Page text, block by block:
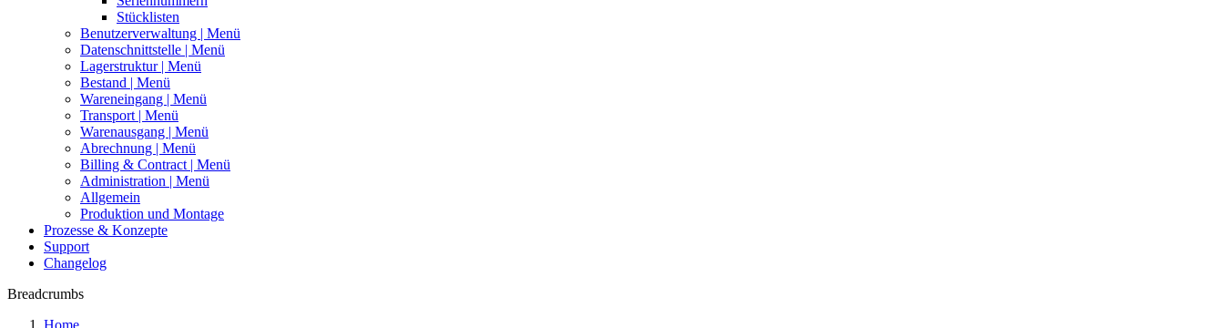
Stücklisten
Benutzerverwaltung | Menü
Datenschnittstelle | Menü
Lagerstruktur | Menü
Bestand | Menü
Wareneingang | Menü
Transport | Menü
Warenausgang | Menü
Abrechnung | Menü
Billing & Contract | Menü
Administration | Menü
Allgemein
Produktion und Montage
Prozesse & Konzepte
Support
Changelog
Breadcrumbs
Home